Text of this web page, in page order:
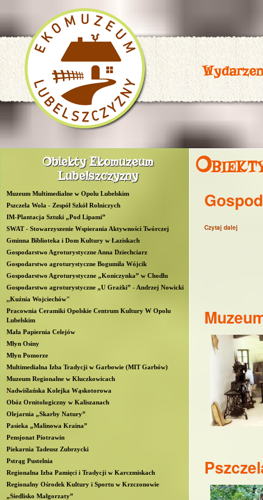
P
O
W
L
u
b
n
Czytaj dalej
Obiekty Ekomuzeum
Lubelszczyzny
Muzeum Multimedialne w Opolu Lubelskim
Pszczela Wola - Zespół Szkół Rolniczych
IM-Plantacja Sztuki „Pod Lipami”
SWAT - Stowarzyszenie Wspierania Aktywności Twórczej
Gminna Biblioteka i Dom Kultury w Łaziskach
Gospodarstwo Agroturystyczne Anna Dziechciarz
Gospodarstwo agroturystyczne Bogumiła Wójcik
Gospodarstwo Agroturystyczne „Koniczynka” w Chodlu
Gospodarstwo agroturystyczne „U Grażki” - Andrzej Nowicki
,,Kuźnia Wojciechów"
Pracownia Ceramiki Opolskie Centrum Kultury W Opolu
Lubelskim
Mała Papiernia Celejów
Młyn Osiny
Młyn Pomorze
Multimedialna Izba Tradycji w Garbowie (MIT Garbów)
Muzeum Regionalne w Kluczkowicach
Nadwiślańska Kolejka Wąskotorowa
Obóz Ornitologiczny w Kaliszanach
Olejarnia „Skarby Natury”
Pasieka „Malinowa Kraina”
Pensjonat Piotrawin
Piekarnia Tadeusz Zubrzycki
Pstrąg Pustelnia
Regionalna Izba Pamięci i Tradycji w Karczmiskach
Regionalny Ośrodek Kultury i Sportu w Krzczonowie
„Siedlisko Małgorzaty”